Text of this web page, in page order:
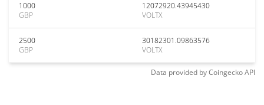
1000
GBP
12072920.43945430
VOLTX
2500
GBP
30182301.09863576
VOLTX
Data provided byCoingeckoAPI